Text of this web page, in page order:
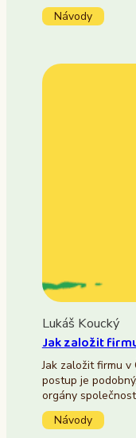
Návody
Lukáš Koucký
Jak založit
Jak založit firmu
postup je
orgány
Návody